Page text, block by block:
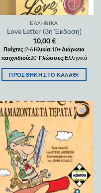
ΕΛΛΗΝΙΚΆ
Love Letter (3η Έκδοση)
10,00€
Παίχτες:2-6Ηλικία:10+Διάρκεια
παιχνιδιού:20' Γλώσσες:Ελληνικά
ΠΡΟΣΘΉΚΗ ΣΤΟ ΚΑΛΆΘΙ
wishlist